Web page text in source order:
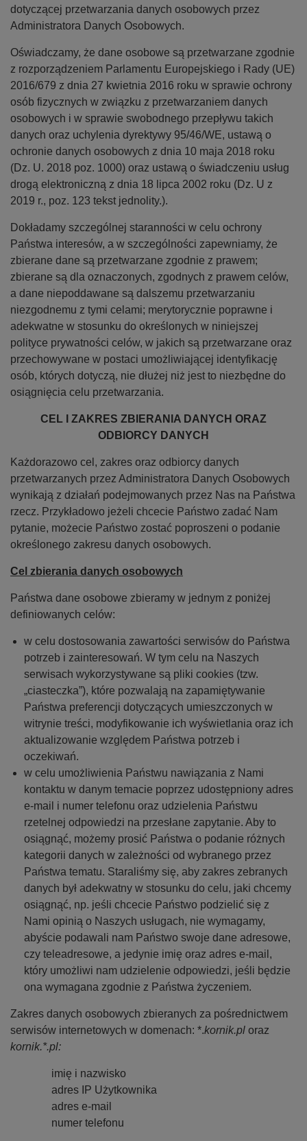
dotyczącej przetwarzania danych osobowych przez
Administratora Danych Osobowych.
Oświadczamy, że dane osobowe są przetwarzane zgodnie
z rozporządzeniem Parlamentu Europejskiego i Rady (UE)
2016/679 z dnia 27 kwietnia 2016 roku w sprawie ochrony
osób fizycznych w związku z przetwarzaniem danych
osobowych i w sprawie swobodnego przepływu takich
danych oraz uchylenia dyrektywy 95/46/WE, ustawą o
ochronie danych osobowych z dnia 10 maja 2018 roku
(Dz. U. 2018 poz. 1000) oraz ustawą o świadczeniu usług
drogą elektroniczną z dnia 18 lipca 2002 roku (Dz. U z
2019 r., poz. 123 tekst jednolity.).
Dokładamy szczególnej staranności w celu ochrony
Państwa interesów, a w szczególności zapewniamy, że
zbierane dane są przetwarzane zgodnie z prawem;
zbierane są dla oznaczonych, zgodnych z prawem celów,
a dane niepoddawane są dalszemu przetwarzaniu
niezgodnemu z tymi celami; merytorycznie poprawne i
adekwatne w stosunku do określonych w niniejszej
polityce prywatności celów, w jakich są przetwarzane oraz
przechowywane w postaci umożliwiającej identyfikację
osób, których dotyczą, nie dłużej niż jest to niezbędne do
osiągnięcia celu przetwarzania.
CEL I ZAKRES ZBIERANIA DANYCH ORAZ
ODBIORCY DANYCH
Każdorazowo cel, zakres oraz odbiorcy danych
przetwarzanych przez Administratora Danych Osobowych
wynikają z działań podejmowanych przez Nas na Państwa
rzecz. Przykładowo jeżeli chcecie Państwo zadać Nam
pytanie, możecie Państwo zostać poproszeni o podanie
określonego zakresu danych osobowych.
Cel zbierania danych osobowych
Państwa dane osobowe zbieramy w jednym z poniżej
definiowanych celów:
w celu dostosowania zawartości serwisów do Państwa
potrzeb i zainteresowań. W tym celu na Naszych
serwisach wykorzystywane są pliki cookies (tzw.
„ciasteczka”), które pozwalają na zapamiętywanie
Państwa preferencji dotyczących umieszczonych w
witrynie treści, modyfikowanie ich wyświetlania oraz ich
aktualizowanie względem Państwa potrzeb i
oczekiwań.
w celu umożliwienia Państwu nawiązania z Nami
kontaktu w danym temacie poprzez udostępniony adres
e-mail i numer telefonu oraz udzielenia Państwu
rzetelnej odpowiedzi na przesłane zapytanie. Aby to
osiągnąć, możemy prosić Państwa o podanie różnych
kategorii danych w zależności od wybranego przez
Państwa tematu. Staraliśmy się, aby zakres zebranych
danych był adekwatny w stosunku do celu, jaki chcemy
osiągnąć, np. jeśli chcecie Państwo podzielić się z
Nami opinią o Naszych usługach, nie wymagamy,
abyście podawali nam Państwo swoje dane adresowe,
czy teleadresowe, a jedynie imię oraz adres e-mail,
który umożliwi nam udzielenie odpowiedzi, jeśli będzie
ona wymagana zgodnie z Państwa życzeniem.
Zakres danych osobowych zbieranych za pośrednictwem
serwisów internetowych w domenach: *.kornik.pl oraz
kornik.*.pl:
imię i nazwisko
adres IP Użytkownika
adres e-mail
numer telefonu